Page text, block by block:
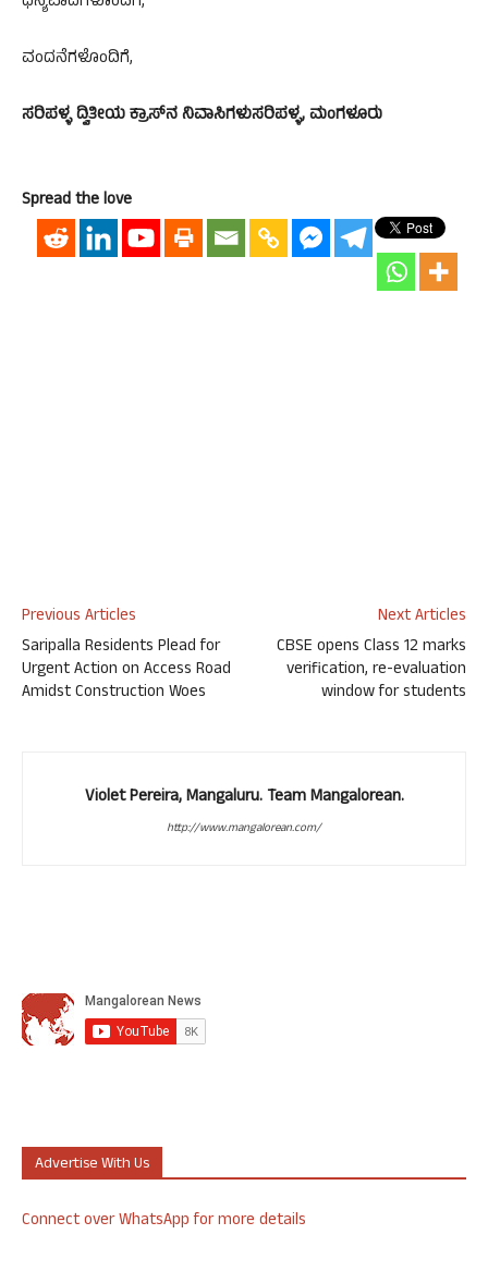
ವಂದನೆಗಳೊಂದಿಗೆ,
ಸರಿಪಳ್ಳ ದ್ವಿತೀಯ ಕ್ರಾಸ್‌ನ ನಿವಾಸಿಗಳುಸರಿಪಳ್ಳ, ಮಂಗಳೂರು
Spread the love
Previous Articles
Saripalla Residents Plead for
Urgent Action on Access Road
Amidst Construction Woes
Next Articles
CBSE opens Class 12 marks
verification, re-evaluation
window for students
Violet Pereira, Mangaluru. Team Mangalorean.
http://www.mangalorean.com/
Advertise With Us
Connect over WhatsApp for more details